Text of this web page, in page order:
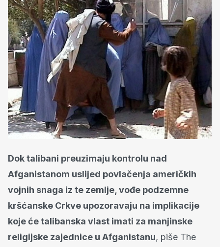
Dok talibani preuzimaju kontrolu nad
Afganistanom uslijed povlačenja američkih
vojnih snaga iz te zemlje, vođe podzemne
kršćanske Crkve upozoravaju na implikacije
koje će talibanska vlast imati za manjinske
religijske zajednice u Afganistanu, piše The